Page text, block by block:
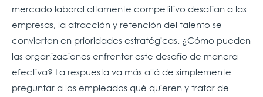
mercado laboral altamente competitivo desafían a las
empresas, la atracción y retención del talento se
convierten en prioridades estratégicas. ¿Cómo pueden
las organizaciones enfrentar este desafío de manera
efectiva? La respuesta va más allá de simplemente
preguntar a los empleados qué quieren y tratar de